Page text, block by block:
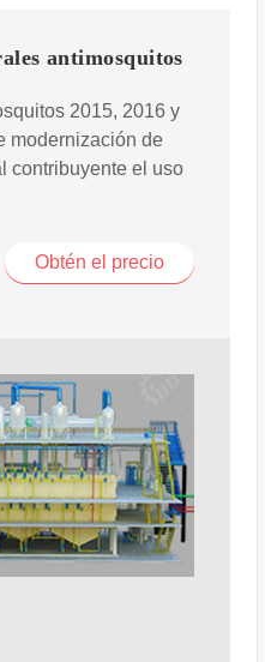
antimosquitos
2015, 2016 y
modernización de
contribuyente el uso
Obtén el precio